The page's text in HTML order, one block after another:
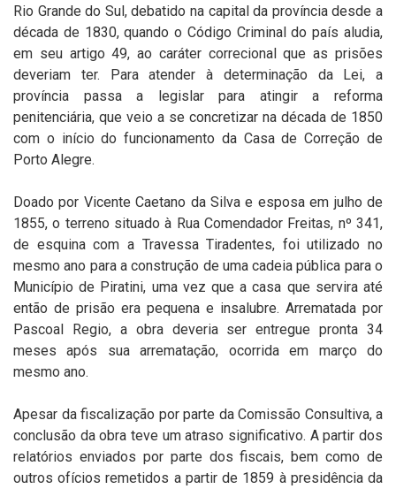
Rio Grande do Sul, debatido na capital da província desde a
década de 1830, quando o Código Criminal do país aludia,
em seu artigo 49, ao caráter correcional que as prisões
deveriam ter. Para atender à determinação da Lei, a
província passa a legislar para atingir a reforma
penitenciária, que veio a se concretizar na década de 1850
com o início do funcionamento da Casa de Correção de
Porto Alegre.
Doado por Vicente Caetano da Silva e esposa em julho de
1855, o terreno situado à Rua Comendador Freitas, nº 341,
de esquina com a Travessa Tiradentes, foi utilizado no
mesmo ano para a construção de uma cadeia pública para o
Município de Piratini, uma vez que a casa que servira até
então de prisão era pequena e insalubre. Arrematada por
Pascoal Regio, a obra deveria ser entregue pronta 34
meses após sua arrematação, ocorrida em março do
mesmo ano.
Apesar da fiscalização por parte da Comissão Consultiva, a
conclusão da obra teve um atraso significativo. A partir dos
relatórios enviados por parte dos fiscais, bem como de
outros ofícios remetidos a partir de 1859 à presidência da